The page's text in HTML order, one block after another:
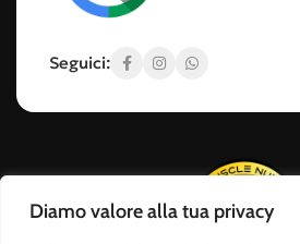
Diamo valore alla tua privacy
Seguici: